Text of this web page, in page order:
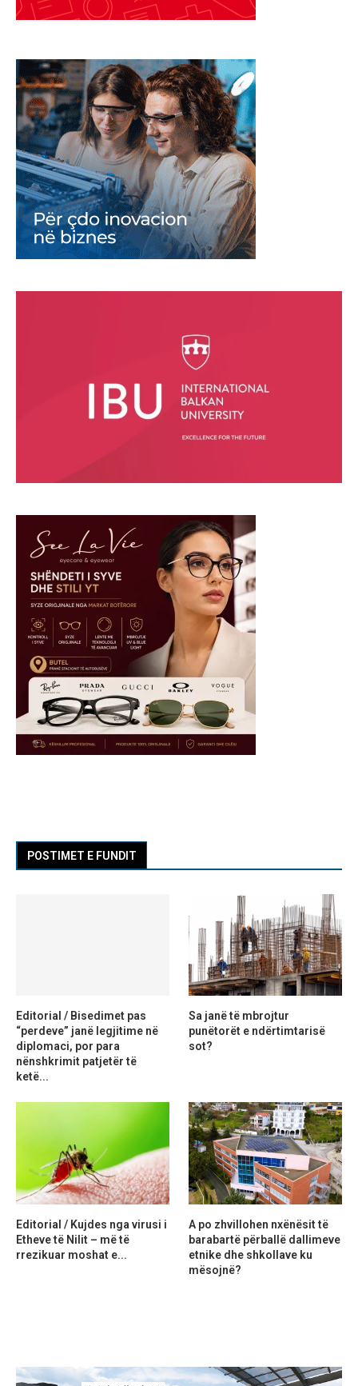
POSTIMET E FUNDIT
Editorial / Bisedimet pas
“perdeve” janë legjitime në
diplomaci, por para
nënshkrimit patjetër të
ketë...
Sa janë të mbrojtur
punëtorët e ndërtimtarisë
sot?
Editorial / Kujdes nga virusi i
Etheve të Nilit – më të
rrezikuar moshat e...
A po zhvillohen nxënësit të
barabartë përballë dallimeve
etnike dhe shkollave ku
mësojnë?